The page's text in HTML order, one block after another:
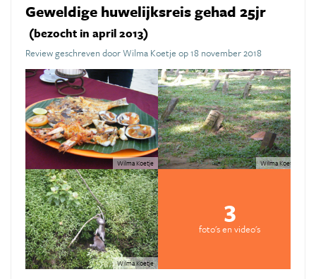
Geweldige huwelijksreis gehad 25jr
(bezocht in april 2013)
Review geschreven door Wilma Koetje op 18 november 2018
Wilma Koetje Wilma Koetje
Wilma Koetje
3
foto's en video's